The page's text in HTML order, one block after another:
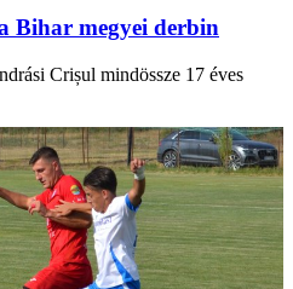
Bihar megyei derbin
Crișul mindössze 17 éves